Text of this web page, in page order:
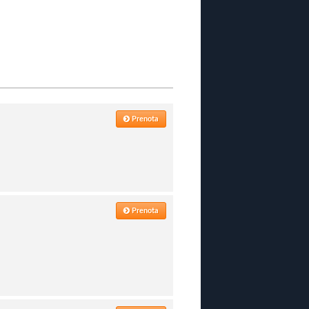
Prenota
Prenota